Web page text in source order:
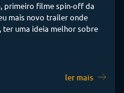
primeiro filme spin-off da
mais novo trailer onde
ter uma ideia melhor sobre
ler mais